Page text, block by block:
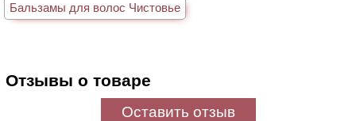
Бальзамы для волос Чистовье
Отзывы о товаре
Оставить отзыв